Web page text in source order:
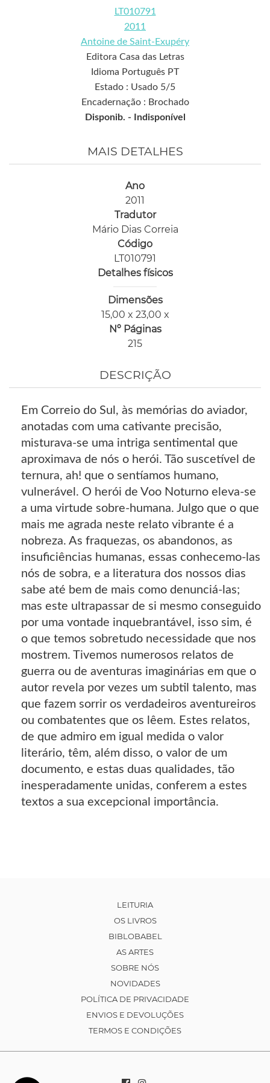
LT010791
2011
Antoine de Saint-Exupéry
Editora Casa das Letras
Idioma Português PT
Estado : Usado 5/5
Encadernação : Brochado
Disponib. - Indisponível
MAIS DETALHES
Ano
2011
Tradutor
Mário Dias Correia
Código
LT010791
Detalhes físicos
Dimensões
15,00 x 23,00 x
Nº Páginas
215
DESCRIÇÃO
Em Correio do Sul, às memórias do aviador,
anotadas com uma cativante precisão,
misturava-se uma intriga sentimental que
aproximava de nós o herói. Tão suscetível de
ternura, ah! que o sentíamos humano,
vulnerável. O herói de Voo Noturno eleva-se
a uma virtude sobre-humana. Julgo que o que
mais me agrada neste relato vibrante é a
nobreza. As fraquezas, os abandonos, as
insuficiências humanas, essas conhecemo-las
nós de sobra, e a literatura dos nossos dias
sabe até bem de mais como denunciá-las;
mas este ultrapassar de si mesmo conseguido
por uma vontade inquebrantável, isso sim, é
o que temos sobretudo necessidade que nos
mostrem. Tivemos numerosos relatos de
guerra ou de aventuras imaginárias em que o
autor revela por vezes um subtil talento, mas
que fazem sorrir os verdadeiros aventureiros
ou combatentes que os lêem. Estes relatos,
de que admiro em igual medida o valor
literário, têm, além disso, o valor de um
documento, e estas duas qualidades, tão
inesperadamente unidas, conferem a estes
textos a sua excepcional importância.
LEITURIA
OS LIVROS
BIBLOBABEL
AS ARTES
SOBRE NÓS
NOVIDADES
POLÍTICA DE PRIVACIDADE
ENVIOS E DEVOLUÇÕES
TERMOS E CONDIÇÕES